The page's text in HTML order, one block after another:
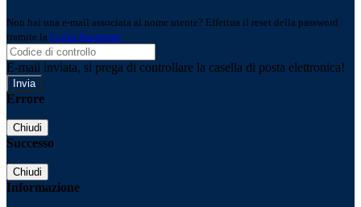
Non hai una e-mail associata al nome utente? Effettua il reset della password
tramite la Login Spaggiari
E-mail inviata, si prega di controllare la casella di posta elettronica!
Errore
Chiudi
Successo
Chiudi
Informazione